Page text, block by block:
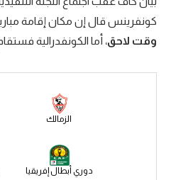
الدوري الإنجليزي
الدوري الإسباني
كونفرينس قال إن مكان إقامة
وقت لاحق، أما الكونفدرالية
الزمالك
دوري أبطال إفريقيا